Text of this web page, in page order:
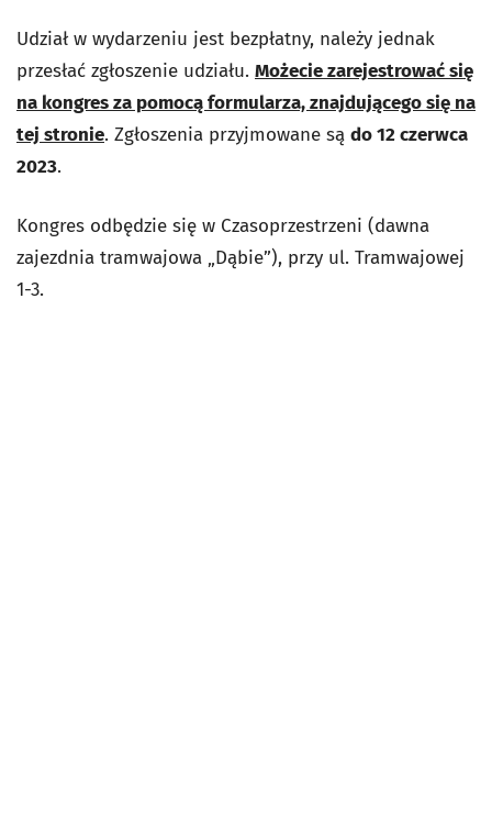
Udział w wydarzeniu jest bezpłatny, należy jednak
przesłać zgłoszenie udziału. Możecie zarejestrować się
na kongres za pomocą formularza, znajdującego się na
tej stronie. Zgłoszenia przyjmowane są do 12 czerwca
2023.
Kongres odbędzie się w Czasoprzestrzeni (dawna
zajezdnia tramwajowa „Dąbie”), przy ul. Tramwajowej
1-3.